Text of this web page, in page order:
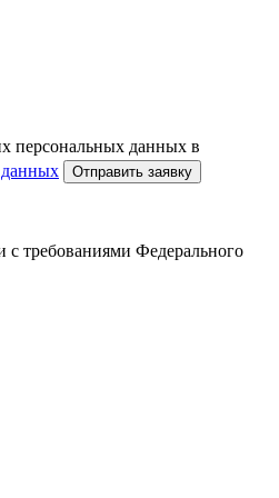
персональных данных в
данных
с требованиями Федерального